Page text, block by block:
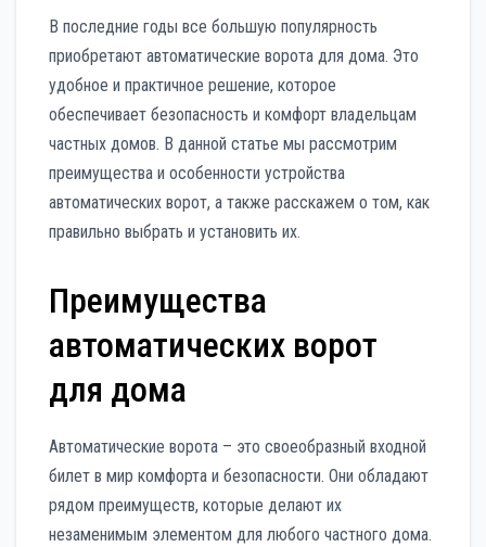
В последние годы все большую популярность
приобретают автоматические ворота для дома. Это
удобное и практичное решение, которое
обеспечивает безопасность и комфорт владельцам
частных домов. В данной статье мы рассмотрим
преимущества и особенности устройства
автоматических ворот, а также расскажем о том, как
правильно выбрать и установить их.
Преимущества
автоматических ворот
для дома
Автоматические ворота – это своеобразный входной
билет в мир комфорта и безопасности. Они обладают
рядом преимуществ, которые делают их
незаменимым элементом для любого частного дома.